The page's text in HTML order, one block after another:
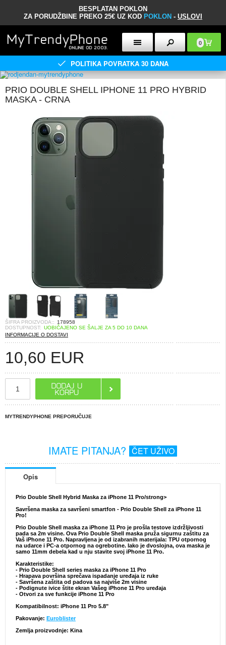
BESPLATAN POKLON
ZA PORUDŽBINE PREKO 25€ UZ KOD POKLON - USLOVI
0
POLITIKA POVRATKA 30 DANA
PRIO DOUBLE SHELL IPHONE 11 PRO HYBRID
MASKA - CRNA
ŠIFRA PROIZVODA::
178958
DOSTUPNOST: UOBIČAJENO SE ŠALJE ZA 5 DO 10 DANA
INFORMACIJE O DOSTAVI
10,60 EUR
MYTRENDYPHONE PREPORUČUJE
IMATE PITANJA? ČET UŽIVO
Opis
Prio Double Shell Hybrid Maska za iPhone 11 Pro/strong>
Savršena maska za savršeni smartfon - Prio Double Shell za iPhone 11
Pro!
Prio Double Shell maska za iPhone 11 Pro je prošla testove izdržljivosti
pada sa 2m visine. Ova Prio Double Shell maska pruža sigurnu zaštitu za
Vaš iPhone 11 Pro. Napravljena je od izabranih materijala: TPU otpornog
na udarce i PC-a otpornog na ogrebotine. Iako je dvoslojna, ova maska je
samo 11mm debela kad u nju stavite svoj iPhone 11 Pro.
Karakteristike:
- Prio Double Shell series maska za iPhone 11 Pro
- Hrapava površina sprečava ispadanje uređaja iz ruke
- Savršena zaštita od padova sa najviše 2m visine
- Podignute ivice štite ekran Vašeg iPhone 11 Pro uređaja
- Otvori za sve funkcije iPhone 11 Pro
Kompatibilnost: iPhone 11 Pro 5.8"
Pakovanje: Euroblister
Zemlja proizvodnje: Kina